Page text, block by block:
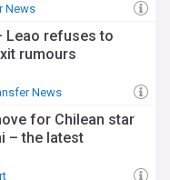
News
Leao refuses to
rumours
News
for Chilean star
– the latest